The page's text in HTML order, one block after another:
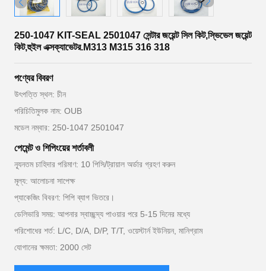
250-1047 KIT-SEAL 2501047 সেন্টার জয়েন্ট সিল কিট,স্ভিভেল জয়েন্ট
কিট,হুইল এক্সক্যাভেটর.M313 M315 316 318
পণ্যের বিবরণ
উৎপত্তি স্থল: চীন
পরিচিতিমুলক নাম: OUB
মডেল নম্বার: 250-1047 2501047
পেমেন্ট ও শিপিংয়ের শর্তাবলী
ন্যূনতম চাহিদার পরিমাণ: 10 পিসি/ট্রায়াল অর্ডার গ্রহণ করুন
মূল্য: আলোচনা সাপেক্ষ
প্যাকেজিং বিবরণ: পিপি ব্যাগ ভিতরে।
ডেলিভারি সময়: আপনার স্বাচ্ছন্দ্য পাওয়ার পরে 5-15 দিনের মধ্যে
পরিশোধের শর্ত: L/C, D/A, D/P, T/T, ওয়েস্টার্ন ইউনিয়ন, মানিগ্রাম
যোগানের ক্ষমতা: 2000 সেট